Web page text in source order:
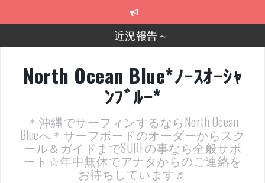
近況報告～
2025年もあざ～した！
近況報告ww
ヤッチマッターーーー！！！
支部長就任報告と支部予選・検定開催決定！
North Ocean Blue*ﾉｰｽｵｰｼｬ
ﾝﾌﾞﾙｰ*
＊沖縄でサーフィンするならNorth Ocean
Blueへ＊サーフボードのオーダーからスク
ール＆ガイドまでSURFの事なら全般サポ
ート☆年中無休でアナタからのご連絡を
お待ちしています♬